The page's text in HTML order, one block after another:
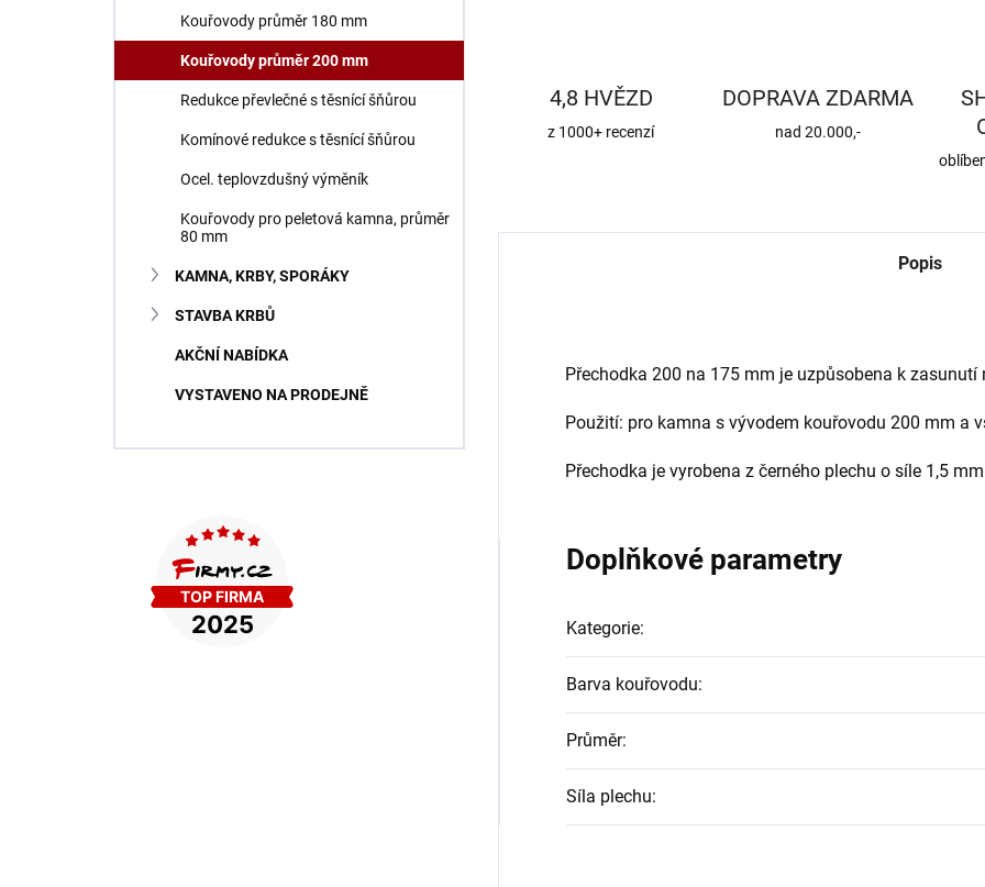
Kouřovody průměr 180 mm
Kouřovody průměr 200 mm
Redukce převlečné s těsnící šňůrou
Komínové redukce s těsnící šňůrou
Ocel. teplovzdušný výměník
Kouřovody pro peletová kamna, průměr
80 mm
KAMNA, KRBY, SPORÁKY
STAVBA KRBŮ
AKČNÍ NABÍDKA
VYSTAVENO NA PRODEJNĚ
4,8 HVĚZD
z 1000+ recenzí
DOPRAVA ZDARMA
nad 20.000,-
Popis
Přechodka 200 na 175 mm je uzpůsobena k
Použití: pro kamna s vývodem kouřovodu 200 mm a
Přechodka je vyrobena z černého plechu o síle 1,5
Doplňkové parametry
Kategorie:
Barva kouřovodu:
Průměr:
Síla plechu: